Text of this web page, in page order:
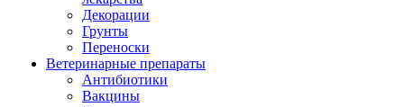
Декорации
Грунты
Переноски
Ветеринарные препараты
Антибиотики
Вакцины